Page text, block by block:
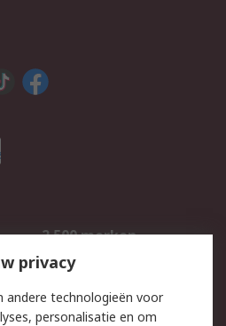
2.500 merken
Inkoopoplossingen
privacy
andere technologieën voor
personalisatie en om